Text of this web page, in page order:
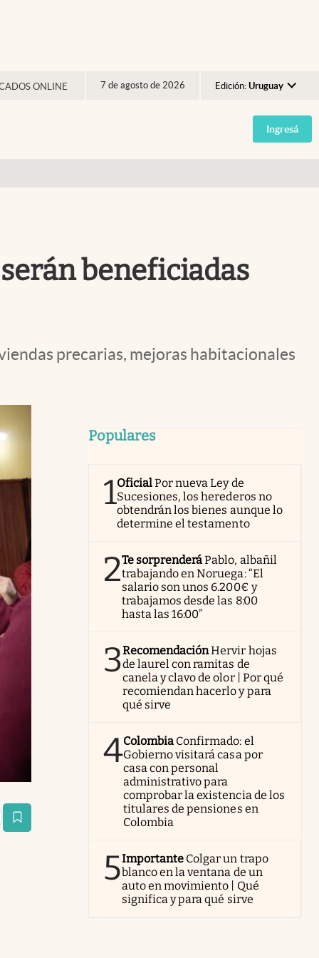
ONLINE 7 de agosto de 2026 Edición: Uruguay
Argentina
España
Ingresá
beneficiadas
precarias, mejoras habitacionales
Populares
1OficialPor nueva Ley de
Sucesiones, los herederos no
obtendrán los bienes aunque lo
determine el testamento
2Te sorprenderáPablo, albañil
trabajando en Noruega: “El
salario son unos 6.200€ y
trabajamos desde las 8:00
hasta las 16:00”
3RecomendaciónHervir hojas
de laurel con ramitas de
canela y clavo de olor | Por qué
recomiendan hacerlo y para
qué sirve
4Colombia Confirmado: el
Gobierno visitará casa por
casa con personal
administrativo para
comprobar la existencia de los
titulares de pensiones en
Colombia
5Importante Colgar un trapo
blanco en la ventana de un
auto en movimiento | Qué
significa y para qué sirve